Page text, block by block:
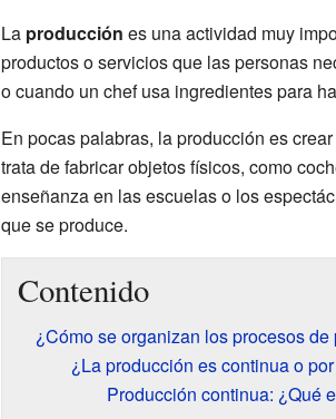
La producción es una actividad muy
productos o servicios que las personas
o cuando un chef usa ingredientes para
En pocas palabras, la producción es
trata de fabricar objetos físicos, como
enseñanza en las escuelas o los
que se produce.
Contenido
¿Cómo se organizan los procesos de
¿La producción es continua o
Producción continua: ¿Qué